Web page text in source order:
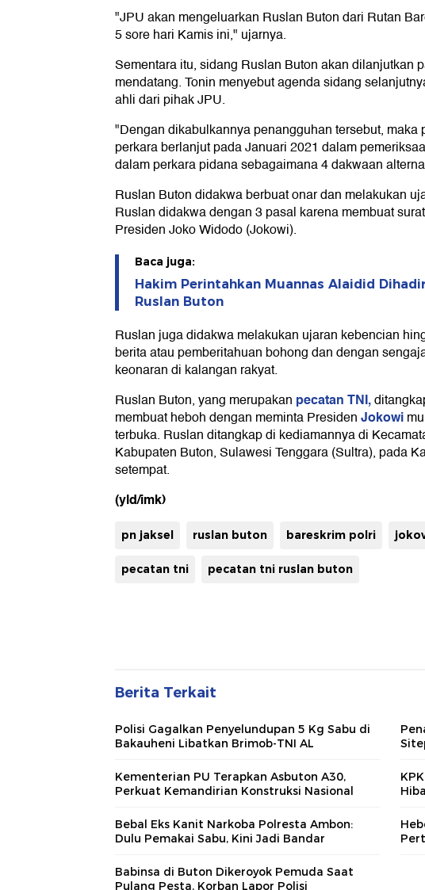
"JPU akan mengeluarkan Ruslan Buton dari Rutan
5 sore hari Kamis ini," ujarnya.
Sementara itu, sidang Ruslan Buton akan dilanjutkan
mendatang. Tonin menyebut agenda sidang
ahli dari pihak JPU.
"Dengan dikabulkannya penangguhan tersebut, maka
perkara berlanjut pada Januari 2021 dalam
dalam perkara pidana sebagaimana 4 dakwaan
Ruslan Buton didakwa berbuat onar dan melakukan
Ruslan didakwa dengan 3 pasal karena membuat
Presiden Joko Widodo (Jokowi).
Baca juga:
Hakim Perintahkan Muannas Alaidid
Ruslan Buton
Ruslan juga didakwa melakukan ujaran kebencian
berita atau pemberitahuan bohong dan dengan
keonaran di kalangan rakyat.
Ruslan Buton, yang merupakan pecatan TNI,
membuat heboh dengan meminta PresidenJokowi
terbuka. Ruslan ditangkap di kediamannya di
Kabupaten Buton, Sulawesi Tenggara (Sultra), pada
setempat.
(yld/imk)
pn jaksel ruslan buton bareskrim polri
pecatan tni pecatan tni ruslan buton
Berita Terkait
Polisi Gagalkan Penyelundupan 5 Kg Sabu di
Bakauheni Libatkan Brimob-TNI AL
Kementerian PU Terapkan Asbuton A30,
Perkuat Kemandirian Konstruksi Nasional
Bebal Eks Kanit Narkoba Polresta Ambon:
Dulu Pemakai Sabu, Kini Jadi Bandar
Babinsa di Buton Dikeroyok Pemuda Saat
Pulang Pesta, Korban Lapor Polisi